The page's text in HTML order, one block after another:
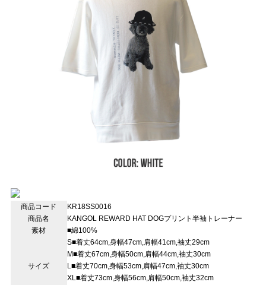
商品コード
KR18SS0016
商品名
KANGOL REWARD HAT DOGプリント半袖トレーナー
素材
■綿100%
サイズ
S■着丈64cm,身幅47cm,肩幅41cm,袖丈29cm
M■着丈67cm,身幅50cm,肩幅44cm,袖丈30cm
L■着丈70cm,身幅53cm,肩幅47cm,袖丈30cm
XL■着丈73cm,身幅56cm,肩幅50cm,袖丈32cm